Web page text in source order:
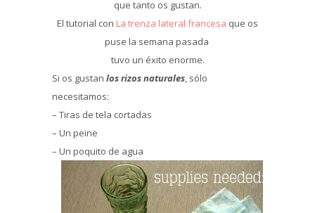
que tanto os gustan.
El tutorial con La trenza lateral francesa que os
puse la semana pasada
tuvo un éxito enorme.
Si os gustan los rizos naturales, sólo
necesitamos:
– Tiras de tela cortadas
– Un peine
– Un poquito de agua